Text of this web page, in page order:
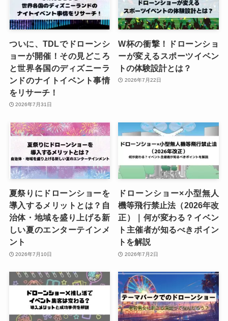
ついに、TDLでドローンシ
ョーが開催！その見どころ
と世界各国のディズニーラ
ンドのナイトイベント事情
をリサーチ！
2026年7月31日
W杯の衝撃！ドローンショ
ーが変えるスポーツイベン
トの体験設計とは？
2026年7月22日
夏祭りにドローンショーを
導入するメリットとは？自
治体・地域を盛り上げる新
しい夏のエンターテインメ
ント
2026年7月10日
ドローンショー×小型無人
機等飛行禁止法（2026年改
正）｜何が変わる？イベン
ト主催者が知るべきポイン
トを解説
2026年7月2日